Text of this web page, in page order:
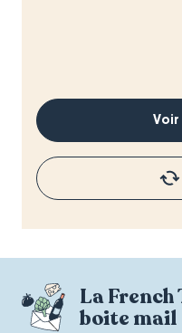
La French
boite mail